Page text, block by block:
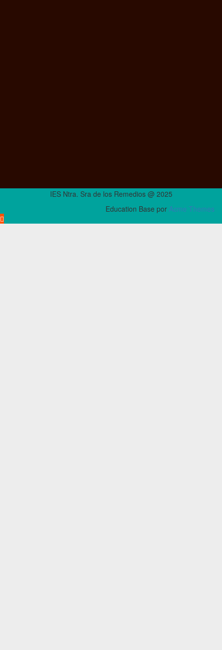
IES Ntra. Sra de los Remedios @ 2025
Education Base por Acme Themes